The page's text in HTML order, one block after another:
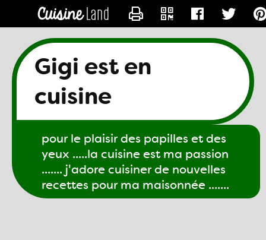
Gigi est en
cuisine
pour le plaisir des papilles et des
yeux .....la cuisine est ma passion
....... j'adore cuisiner de nouvelles
recettes pour ma maisonnée .......
CONTACTER GIGI61